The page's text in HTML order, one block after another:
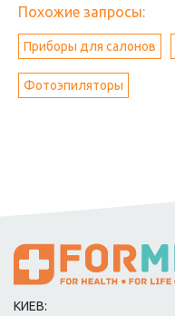
Похожие запросы:
Приборы для салонов
Фотоэпиляторы
КИЕВ: